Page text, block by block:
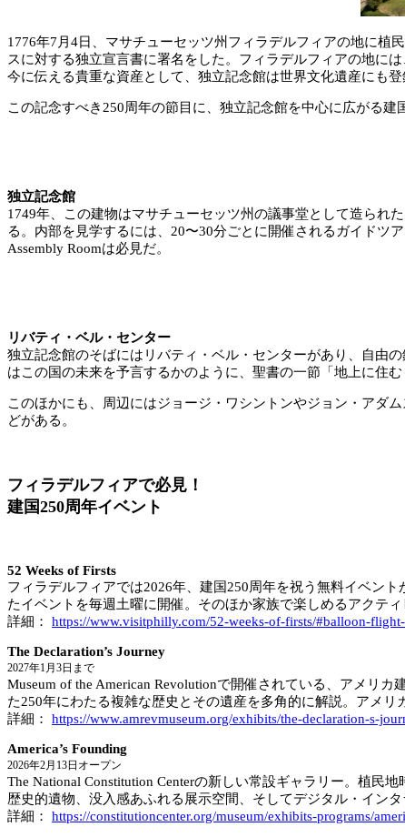
1776年7月4日、マサチューセッツ州フィラデルフィアの地に植
スに対する独立宣言書に署名をした。フィラデルフィアの地に
今に伝える貴重な資産として、独立記念館は世界文化遺産にも登
この記念すべき250周年の節目に、独立記念館を中心に広がる建
独立記念館
1749年、この建物はマサチューセッツ州の議事堂として造られ
る。内部を見学するには、20〜30分ごとに開催されるガイドツ
Assembly Roomは必見だ。
リバティ・ベル・センター
独立記念館のそばにはリバティ・ベル・センターがあり、自由
はこの国の未来を予言するかのように、聖書の一節「地上に住
このほかにも、周辺にはジョージ・ワシントンやジョン・アダ
どがある。
フィラデルフィアで必見！
建国250周年イベント
52 Weeks of Firsts
フィラデルフィアでは2026年、建国250周年を祝う無料イベン
たイベントを毎週土曜に開催。そのほか家族で楽しめるアクテ
詳細： https://www.visitphilly.com/52-weeks-of-firsts/#balloon-
The Declaration’s Journey
2027年1月3日まで
Museum of the American Revolutionで開催されている、アメリ
た250年にわたる複雑な歴史とその遺産を多角的に解説。アメ
詳細： https://www.amrevmuseum.org/exhibits/the-declaration-s-
America’s Founding
2026年2月13日オープン
The National Constitution Centerの新しい常設ギャラリー。植民
歴史的遺物、没入感あふれる展示空間、そしてデジタル・イン
詳細： https://constitutioncenter.org/museum/exhibits-programs/